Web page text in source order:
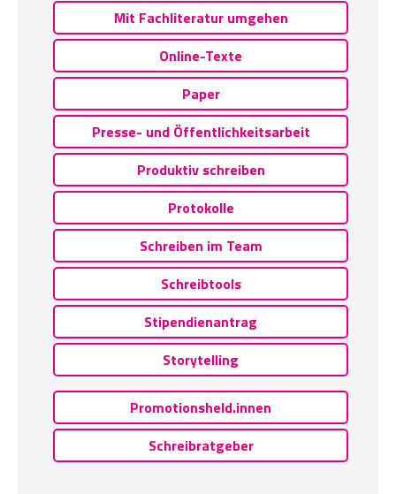
Mit Fachliteratur umgehen
Online-Texte
Paper
Presse- und Öffentlichkeitsarbeit
Produktiv schreiben
Protokolle
Schreiben im Team
Schreibtools
Stipendienantrag
Storytelling
Promotionsheld.innen
Schreibratgeber